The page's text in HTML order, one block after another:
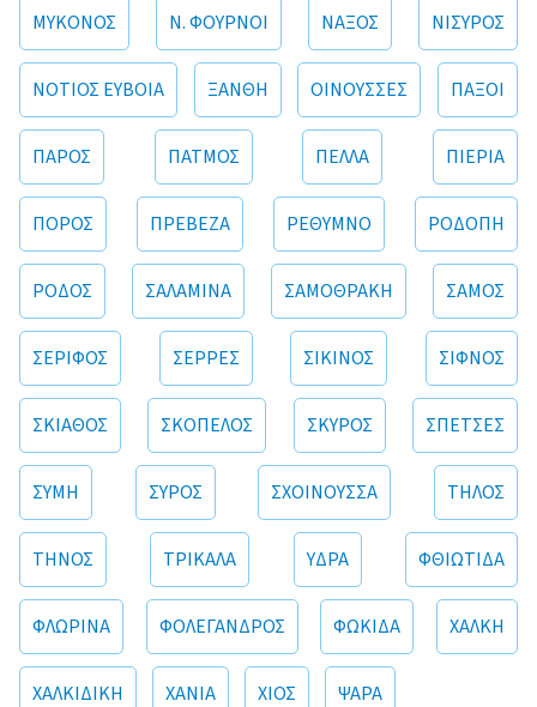
ΜΥΚΟΝΟΣ Ν. ΦΟΥΡΝΟΙ ΝΑΞΟΣ ΝΙΣΥΡΟΣ
ΝΟΤΙΟΣ ΕΥΒΟΙΑ ΞΑΝΘΗ ΟΙΝΟΥΣΣΕΣ ΠΑΞΟΙ
ΠΑΡΟΣ ΠΑΤΜΟΣ ΠΕΛΛΑ ΠΙΕΡΙΑ
ΠΟΡΟΣ ΠΡΕΒΕΖΑ ΡΕΘΥΜΝΟ ΡΟΔΟΠΗ
ΡΟΔΟΣ ΣΑΛΑΜΙΝΑ ΣΑΜΟΘΡΑΚΗ ΣΑΜΟΣ
ΣΕΡΙΦΟΣ ΣΕΡΡΕΣ ΣΙΚΙΝΟΣ ΣΙΦΝΟΣ
ΣΚΙΑΘΟΣ ΣΚΟΠΕΛΟΣ ΣΚΥΡΟΣ ΣΠΕΤΣΕΣ
ΣΥΜΗ ΣΥΡΟΣ ΣΧΟΙΝΟΥΣΣΑ ΤΗΛΟΣ
ΤΗΝΟΣ ΤΡΙΚΑΛΑ ΥΔΡΑ ΦΘΙΩΤΙΔΑ
ΦΛΩΡΙΝΑ ΦΟΛΕΓΑΝΔΡΟΣ ΦΩΚΙΔΑ ΧΑΛΚΗ
ΧΑΛΚΙΔΙΚΗ ΧΑΝΙΑ ΧΙΟΣ ΨΑΡΑ